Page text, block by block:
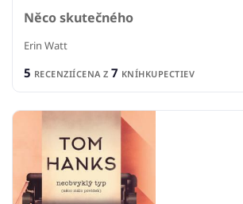
Něco skutečného
Erin Watt
5 RECENZIÍCENA Z 7 KNÍHKUPECTIEV